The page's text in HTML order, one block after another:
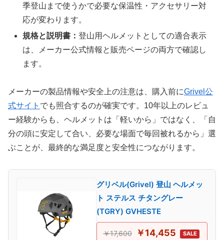
季登山まで使うかで必要な保温性・アクセサリー対
応が変わります。
規格と説明書：登山用ヘルメットとしての適合表示
は、メーカー公式情報と販売ページの両方で確認し
ます。
メーカーの製品情報や安全上の注意は、購入前にGrivel公
式サイト でも照合するのが確実です。10年以上のレビュ
ー経験からも、ヘルメットは「軽いから」ではなく、「自
分の頭に安定して合い、必要な場面で毎回被れるから」選
ぶことが、最終的な満足度と安全性につながります。
グリベル(Grivel) 登山 ヘルメッ
ト ステルス チタングレー
(TGRY) GVHESTE
￥17,600 ￥14,455 SALE